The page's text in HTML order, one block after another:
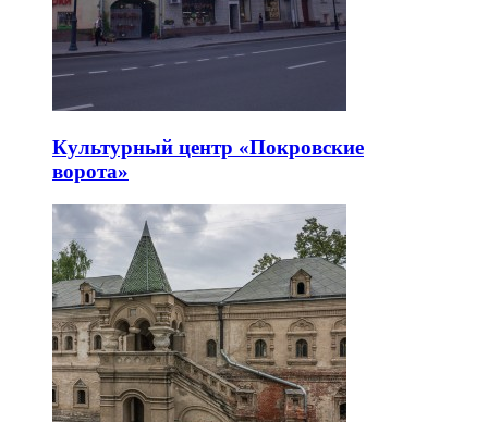
Культурный центр «Покровские
ворота»